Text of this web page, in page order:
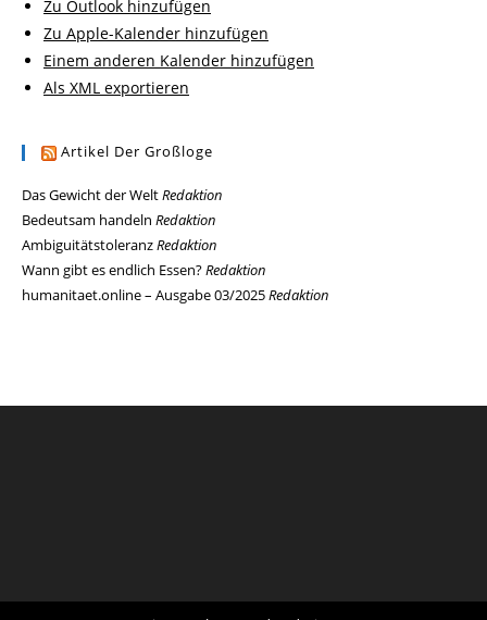
Zu Outlook hinzufügen
Zu Apple-Kalender hinzufügen
Einem anderen Kalender hinzufügen
Als XML exportieren
Artikel Der Großloge
Das Gewicht der WeltRedaktion
Bedeutsam handeln Redaktion
AmbiguitätstoleranzRedaktion
Wann gibt es endlich Essen?Redaktion
humanitaet.online – Ausgabe 03/2025Redaktion